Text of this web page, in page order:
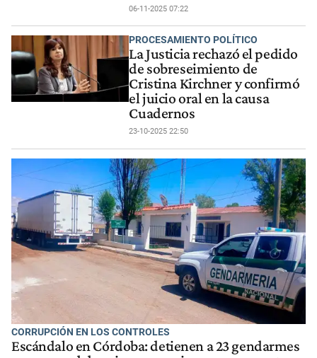
06-11-2025 07:22
PROCESAMIENTO POLÍTICO
La Justicia rechazó el pedido
de sobreseimiento de
Cristina Kirchner y confirmó
el juicio oral en la causa
Cuadernos
23-10-2025 22:50
CORRUPCIÓN EN LOS CONTROLES
Escándalo en Córdoba: detienen a 23 gendarmes